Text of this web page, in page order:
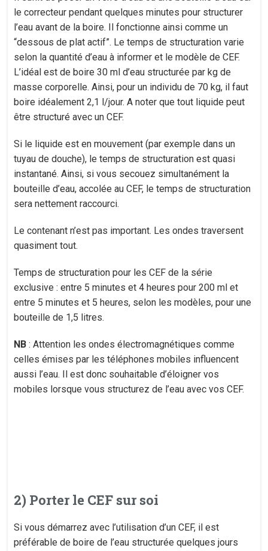
le correcteur pendant quelques minutes pour structurer
l’eau avant de la boire. Il fonctionne ainsi comme un
“dessous de plat actif”. Le temps de structuration varie
selon la quantité d’eau à informer et le modèle de CEF.
L’idéal est de boire 30 ml d’eau structurée par kg de
masse corporelle. Ainsi, pour un individu de 70 kg, il faut
boire idéalement 2,1 l/jour. A noter que tout liquide peut
être structuré avec un CEF.
Si le liquide est en mouvement (par exemple dans un
tuyau de douche), le temps de structuration est quasi
instantané. Ainsi, si vous secouez simultanément la
bouteille d’eau, accolée au CEF, le temps de structuration
sera nettement raccourci.
Le contenant n’est pas important. Les ondes traversent
quasiment tout.
Temps de structuration pour les CEF de la série
exclusive : entre 5 minutes et 4 heures pour 200 ml et
entre 5 minutes et 5 heures, selon les modèles, pour une
bouteille de 1,5 litres.
NB : Attention les ondes électromagnétiques comme
celles émises par les téléphones mobiles influencent
aussi l’eau. Il est donc souhaitable d’éloigner vos
mobiles lorsque vous structurez de l’eau avec vos CEF.
2) Porter le CEF sur soi
Si vous démarrez avec l’utilisation d’un CEF, il est
préférable de boire de l’eau structurée quelques jours